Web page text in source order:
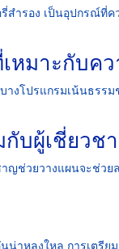
สำรอง เป็นอุปกรณ์ที่
หมาะกับค
างโปรแกรมเน้นธรร
กับผู้เชี่ยวช
ญช่วยวางแผนจะช่ว
หลงใหล การเตรีย